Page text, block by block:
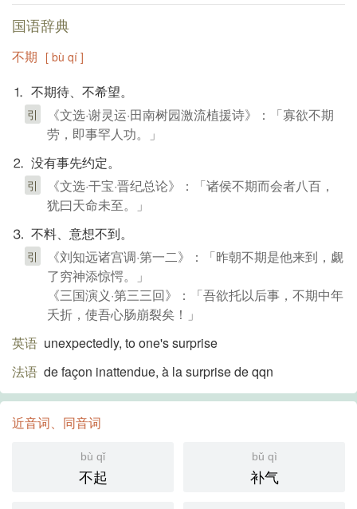
国语辞典
不期 [ bù qí ]
⒈ 不期待、不希望。
引
《文选·谢灵运·田南树园激流植援诗》：「寡欲不期
劳，即事罕人功。」
⒉ 没有事先约定。
引
《文选·干宝·晋纪总论》：「诸侯不期而会者八百，
犹曰天命未至。」
⒊ 不料、意想不到。
引
《刘知远诸宫调·第一二》：「昨朝不期是他来到，觑
了穷神添惊愕。」
《三国演义·第三三回》：「吾欲托以后事，不期中年
夭折，使吾心肠崩裂矣！」
英语 unexpectedly, to one's surprise
法语 de façon inattendue, à la surprise de qqn
近音词、同音词
bù qǐ
不起
bǔ qì
补气